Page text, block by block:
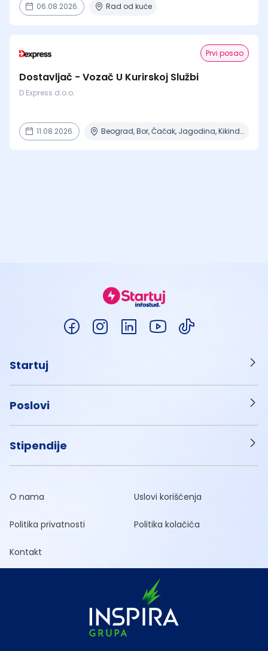
06.08.2026. Rad od kuće
Prvi posao
Dostavljač - Vozač U Kurirskoj Službi
D Express d.o.o.
11.08.2026. Beograd, Bor, Čačak, Jagodina, Kikinda + 23 mesta | Terenski rad
Startuj
Poslovi
Stipendije
O nama Uslovi korišćenja
Politika privatnosti Politika kolačića
Kontakt